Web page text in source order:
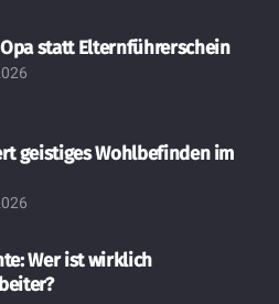
statt Elternführerschein
geistiges Wohlbefinden im
Wer ist wirklich